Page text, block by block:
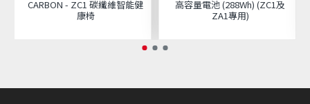
CARBON - ZC1 碳纖維智能健
康椅
高容量電池 (288Wh) (ZC1及
ZA1專用)